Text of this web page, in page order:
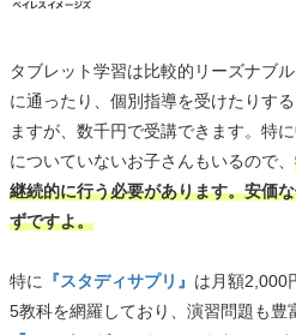
タブレット学習は比較的リーズナブ
に通ったり、個別指導を受けたりす
ますが、数千円で受講できます。特
についていないお子さんもいるので、
継続的に行う必要があります。安価
ずですよ。
特に 『スタディサプリ』 は月額2,000
5教科を網羅しており、演習問題も豊